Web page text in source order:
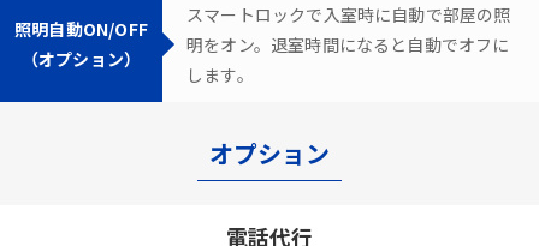
照明自動ON/OFF
（オプション）
スマートロックで入室時に自動で部屋の照
明をオン。退室時間になると自動でオフに
します。
オプション
電話代行